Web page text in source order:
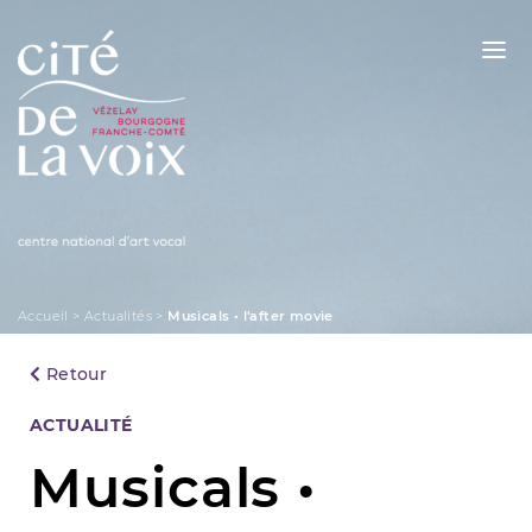
Skip
content
Accueil >Actualités > Musicals • l'after movie
Retour
Categories
ACTUALITÉ
Musicals •